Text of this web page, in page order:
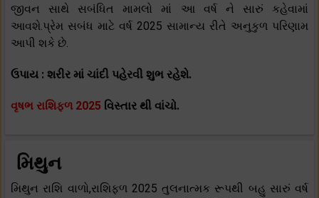
જીવન સાથે સબંધિત મામલો માં આ વર્ષ ને સારું કહેવામાં
આવશે.પ્રેમ સબંધ માટે વર્ષ 2025 સામાન્ય રીતે અનુકુળ પરિણામ
આપી શકે છે.
ઉપાય : શરીર માં ચાંદી પહેરવી શુભ રહેશે.
વૃષભ રાશિફળ 2025 વિસ્તાર થી વાંચો.
મિથુન
મિથુન રાશિ વાળો,રાશિફળ 2025 તુલનાત્મક રૂપથી બહુ સારું વર્ષ